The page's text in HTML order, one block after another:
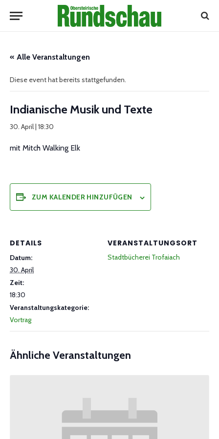
« Alle Veranstaltungen
Diese event hat bereits stattgefunden.
Indianische Musik und Texte
30. April | 18:30
mit Mitch Walking Elk
ZUM KALENDER HINZUFÜGEN
DETAILS
Datum:
30. April
Zeit:
18:30
Veranstaltungskategorie:
Vortrag
VERANSTALTUNGSORT
Stadtbücherei Trofaiach
Ähnliche Veranstaltungen